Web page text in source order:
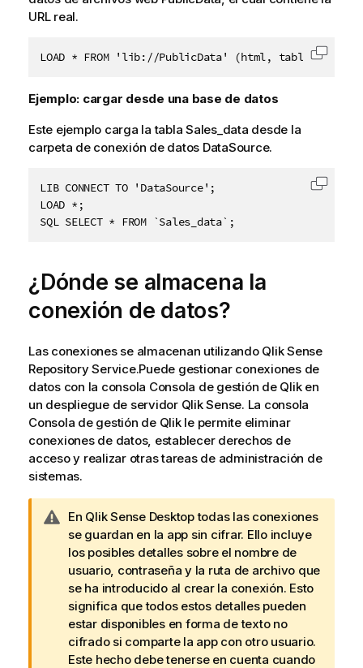
URLreal.
LOAD * FROM 'lib://PublicData' (html, table is @1);
Copiar
Ejemplo: cargar desde una base de datos
Este ejemplo carga la tabla Sales_data desde la
carpeta de conexión de datos DataSource.
LIB CONNECT TO 'DataSource';
LOAD *;
SQL SELECT * FROM `Sales_data`;
Copiar
¿Dónde se almacena la
conexión de datos?
Las conexiones se almacenan utilizando Qlik Sense
Repository Service.Puede gestionar conexiones de
datos con la consola Consola de gestión de Qliken
un despliegue de servidor Qlik Sense. La consola
Consola de gestión de Qlikle permite eliminar
conexiones de datos, establecer derechos de
acceso y realizar otras tareas de administración de
sistemas.
N
o
t
a
d
e
a
v
i
En Qlik Sense Desktoptodas las conexiones
se guardan en la app sin cifrar. Ello incluye
los posibles detalles sobre el nombre de
usuario, contraseña y la ruta de archivo que
se ha introducido al crear la conexión. Esto
significa que todos estos detalles pueden
estar disponibles en forma de texto no
cifrado si comparte la app con otro usuario.
Este hecho debe tenerse en cuenta cuando